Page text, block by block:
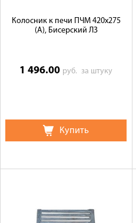
Колосник к печи ПЧМ 420х275
(А), Бисерский ЛЗ
1 496.00 руб.за штуку
Купить